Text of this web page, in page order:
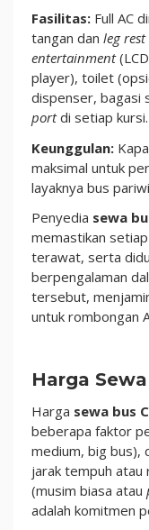
Fasilitas: Full AC
tangan dan leg rest
entertainment
player), toilet
dispenser, bagasi
portdi setiap kursi.
Keunggulan:
maksimal untuk
layaknya bus
Penyedia sewa
memastikan
terawat, serta
berpengalaman
tersebut,
untuk rombongan
Harga
Harga sewa bus
beberapa faktor
medium, big bus),
jarak tempuh
(musim biasa atau
adalah komitmen